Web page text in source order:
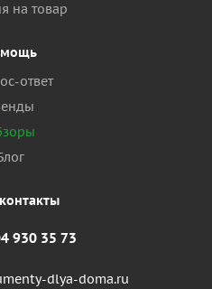
на товар
ответ
930 35 73
dlya-doma.ru